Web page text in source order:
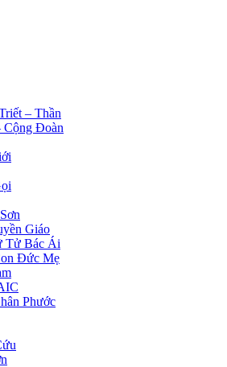
– Thần
Cộng Đoàn
Giáo
Tử Bác Ái
Đức Mẹ
Phước